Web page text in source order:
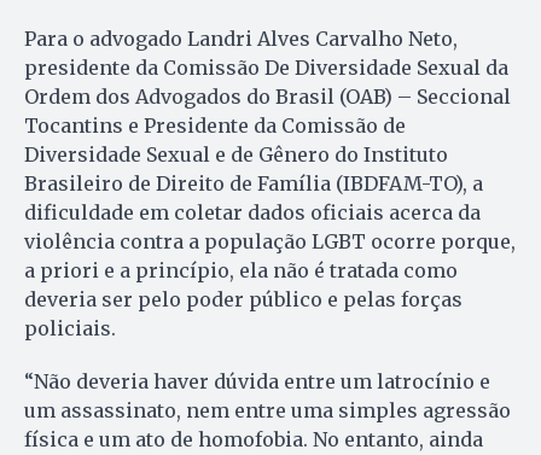
Para o advogado Landri Alves Carvalho Neto,
presidente da Comissão De Diversidade Sexual da
Ordem dos Advogados do Brasil (OAB) – Seccional
Tocantins e Presidente da Comissão de
Diversidade Sexual e de Gênero do Instituto
Brasileiro de Direito de Família (IBDFAM-TO), a
dificuldade em coletar dados oficiais acerca da
violência contra a população LGBT ocorre porque,
a priori e a princípio, ela não é tratada como
deveria ser pelo poder público e pelas forças
policiais.
“Não deveria haver dúvida entre um latrocínio e
um assassinato, nem entre uma simples agressão
física e um ato de homofobia. No entanto, ainda